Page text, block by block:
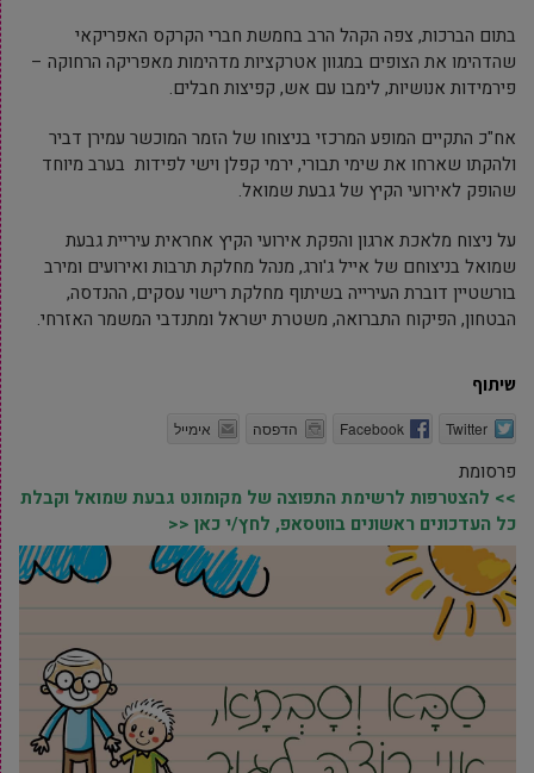
בתום הברכות, צפה הקהל הרב בחמשת חברי הקרקס האפריקאי
שהדהימו את הצופים במגוון אטרקציות מדהימות מאפריקה הרחוקה –
פירמידות אנושיות, לימבו עם אש, קפיצות חבלים.
אח"כ התקיים המופע המרכזי בניצוחו של הזמר המוכשר עמירן דביר
ולהקתו שארחו את שימי תבורי, ירמי קפלן וישי לפידות בערב מיוחד
שהופק לאירועי הקיץ של גבעת שמואל.
על ניצוח מלאכת ארגון והפקת אירועי הקיץ אחראית עיריית גבעת
שמואל בניצוחם של אייל ג'ורג, מנהל מחלקת תרבות ואירועים ומירב
בורשטיין דוברת העירייה בשיתוף מחלקת רישוי עסקים, ההנדסה,
הבטחון, הפיקוח התברואה, משטרת ישראל ומתנדבי המשמר האזרחי.
שיתוף
Twitter
Facebook הדפסה אימייל
פרסומת
>> להצטרפות לרשימת התפוצה של מקומונט גבעת שמואל וקבלת
כל העדכונים ראשונים בווטסאפ, לחץ/י כאן <<